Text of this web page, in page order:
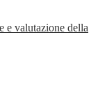
e valutazione della